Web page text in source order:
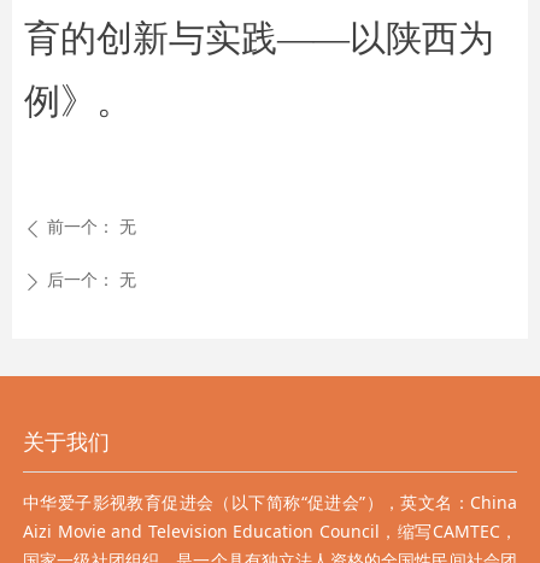
育的创新与实践——以陕西为
例》。
ꄴ 前一个： 无
ꄲ 后一个： 无
关于我们
中华爱子影视教育促进会（以下简称“促进会”），英文名：China
Aizi Movie and Television Education Council，缩写CAMTEC，